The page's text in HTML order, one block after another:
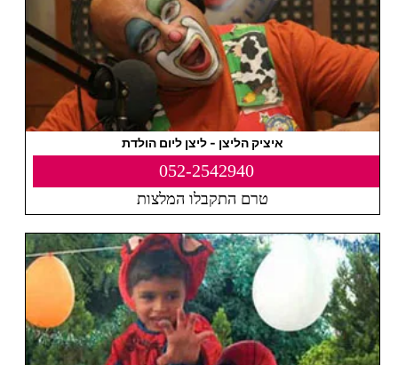
איציק הליצן - ליצן ליום הולדת
052-2542940
טרם התקבלו המלצות